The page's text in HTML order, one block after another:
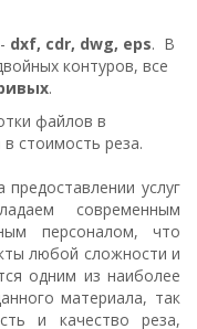
dxf, cdr, dwg, eps. В
контуров, все
.
файлов в
стоимость реза.
услуг
современным
персоналом, что
любой сложности и
одним из наиболее
материала, так
и качество реза,